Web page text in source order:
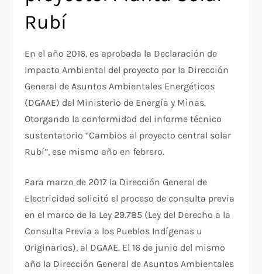
Rubí
En el año 2016, es aprobada la Declaración de
Impacto Ambiental del proyecto por la Dirección
General de Asuntos Ambientales Energéticos
(DGAAE) del Ministerio de Energía y Minas.
Otorgando la conformidad del informe técnico
sustentatorio “Cambios al proyecto central solar
Rubí”, ese mismo año en febrero.
Para marzo de 2017 la Dirección General de
Electricidad solicitó el proceso de consulta previa
en el marco de la Ley 29.785 (Ley del Derecho a la
Consulta Previa a los Pueblos Indígenas u
Originarios), al DGAAE. El 16 de junio del mismo
año la Dirección General de Asuntos Ambientales